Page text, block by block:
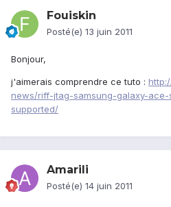
Fouiskin
Posté(e) 13 juin 2011
Bonjour,
j'aimerais comprendre ce tuto :
news/riff-jtag-samsung-galaxy-
supported/
Amarili
Posté(e) 14 juin 2011